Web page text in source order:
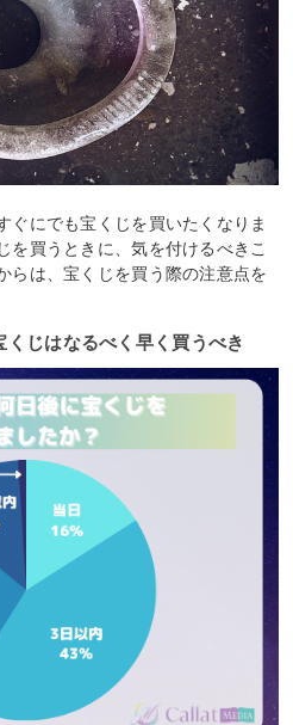
ぐにでも宝くじを買いたくなりま
を買うときに、気を付けるべきこ
らは、宝くじを買う際の注意点を
じはなるべく早く買うべき